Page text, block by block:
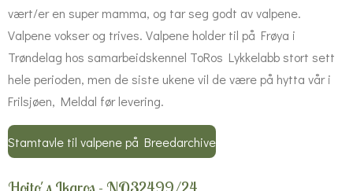
vært/er en super mamma, og tar seg godt av valpene.
Valpene vokser og trives. Valpene holder til på Frøya i
Trøndelag hos samarbeidskennel ToRos Lykkelabb stort sett
hele perioden, men de siste ukene vil de være på hytta vår i
Frilsjøen, Meldal før levering.
Stamtavle til valpene på Breedarchive